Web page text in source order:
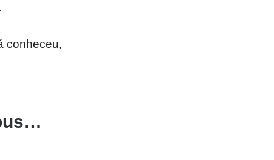
conheceu,